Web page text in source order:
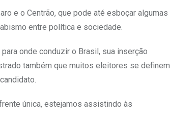
e o Centrão, que pode até esboçar algumas
entre política e sociedade.
onde conduzir o Brasil, sua inserção
também que muitos eleitores se definem
única, estejamos assistindo às